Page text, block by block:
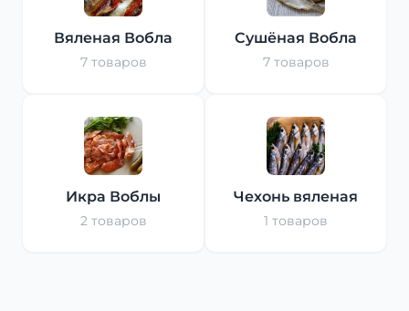
Вяленая Вобла
7 товаров
Сушёная Вобла
7 товаров
Икра Воблы
2 товаров
Чехонь вяленая
1 товаров